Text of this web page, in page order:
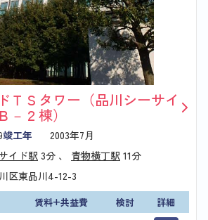
ＴＳタワー（品川シーサイ
－２棟）
竣工年
2003年7月
イド駅 3分 、 青物横丁駅 11分
区東品川4-12-3
賃料+共益費 検討
詳細